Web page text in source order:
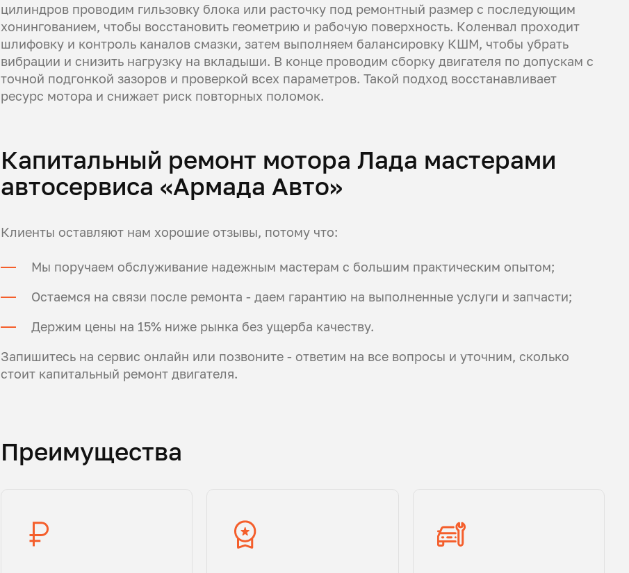
цилиндров проводим гильзовку блока или расточку под ремонтный размер с последующим
хонингованием, чтобы восстановить геометрию и рабочую поверхность. Коленвал проходит
шлифовку и контроль каналов смазки, затем выполняем балансировку КШМ, чтобы убрать
вибрации и снизить нагрузку на вкладыши. В конце проводим сборку двигателя по допускам с
точной подгонкой зазоров и проверкой всех параметров. Такой подход восстанавливает
ресурс мотора и снижает риск повторных поломок.
Капитальный ремонт мотора Лада мастерами
автосервиса «Армада Авто»
Клиенты оставляют нам хорошие отзывы, потому что:
Мы поручаем обслуживание надежным мастерам с большим практическим опытом;
Остаемся на связи после ремонта - даем гарантию на выполненные услуги и запчасти;
Держим цены на 15% ниже рынка без ущерба качеству.
Запишитесь на сервис онлайн или позвоните - ответим на все вопросы и уточним, сколько
стоит капитальный ремонт двигателя.
Преимущества